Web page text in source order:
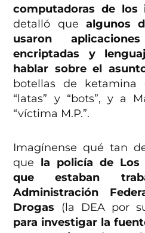
computadoras de los
detalló que algunos
usaron
encriptadas y
hablar sobre el
botellas de ketamina
“latas” y “bots”, y a
“víctima M.P.”.
Imagínense qué tan
que la policía de Los
que estaban
Administración
Drogas (la DEA por
para investigar la